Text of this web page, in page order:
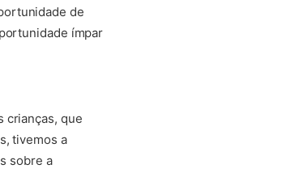
de
ímpar
crianças, que
tivemos a
sobre a